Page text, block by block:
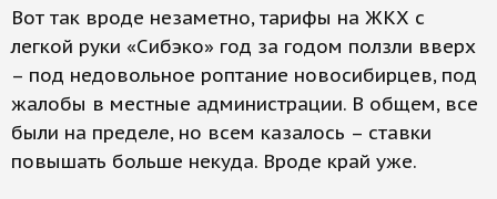
Вот так вроде незаметно, тарифы на ЖКХ с
легкой руки «Сибэко» год за годом ползли вверх
– под недовольное роптание новосибирцев, под
жалобы в местные администрации. В общем, все
были на пределе, но всем казалось – ставки
повышать больше некуда. Вроде край уже.